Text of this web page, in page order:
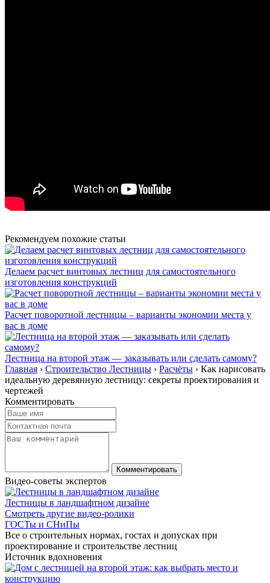
Рекомендуем похожие статьи
Делаем расчет винтовых лестниц для самостоятельного
изготовления конструкций
Расчет поворотной лестницы – варианты экономии места у
вас в доме
Лестница на второй этаж — заказывать или сделать самому?
Главная › Строительство Лестницы › Расчёты › Как нарисовать
идеальную деревянную лестницу: секреты проектирования и
чертежей
Комментировать
Видео-советы экспертов
Лестницы в ландшафтном дизайне
Смотреть другие видео-ролики
ГОСТы и СНиПы
Все о строительных нормах, гостах и допусках при
проектирование и строительстве лестниц
Источник вдохновения